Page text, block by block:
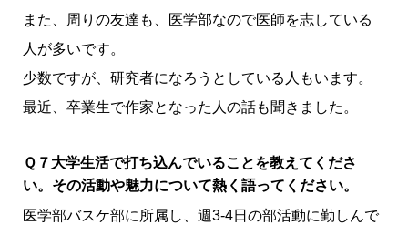
また、周りの友達も、医学部なので医師を志している
人が多いです。
少数ですが、研究者になろうとしている人もいます。
最近、卒業生で作家となった人の話も聞きました。
Ｑ７大学生活で打ち込んでいることを教えてくださ
い。その活動や魅力について熱く語ってください。
医学部バスケ部に所属し、週3-4日の部活動に勤しんで